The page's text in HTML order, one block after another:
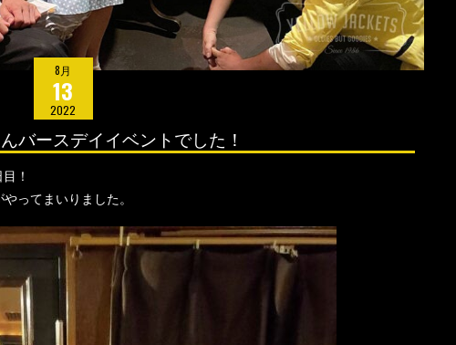
8月
13
2022
バースデイイベントでした！
！
ってまいりました。